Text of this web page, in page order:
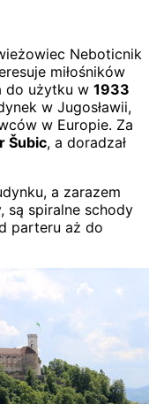
Neboticnik
miłośników
do użytku w 1933
w Jugosławii,
w Europie. Za
Šubic, a doradzał
a zarazem
są spiralne schody
parteru aż do